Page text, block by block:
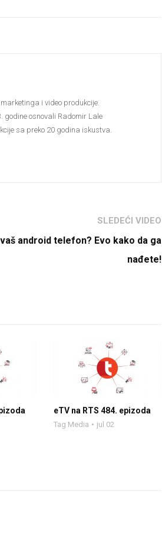
i video produkcije.
godine osnovali Radomir Lale
sa preko 20 godina iskustva.
SLEDEĆI VIDEO
android telefon? Evo kako da ga
nađete!
eTV na RTS 484. epizoda
Tag Media jul 02